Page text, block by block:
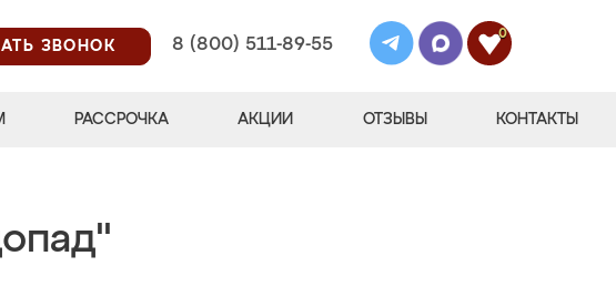
ЗВОНОК
8 (800) 511-89-55
0
РАССРОЧКА АКЦИИ ОТЗЫВЫ КОНТАКТЫ